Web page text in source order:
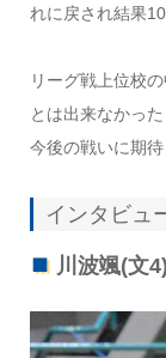
れに戻され結果
リーグ戦上位校
とは出来なかっ
今後の戦いに期待
インタビュ
川波颯(文